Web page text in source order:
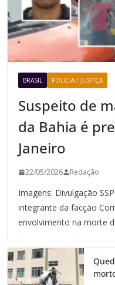
BRASIL POLICIA / JUSTIÇA
Suspeito de
da Bahia é
Janeiro
22/05/2026 Redação
Imagens: Divulgação
integrante da facção
envolvimento na morte